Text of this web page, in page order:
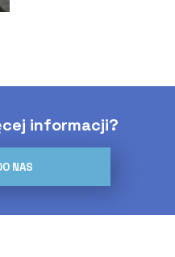
informacji?
NAS